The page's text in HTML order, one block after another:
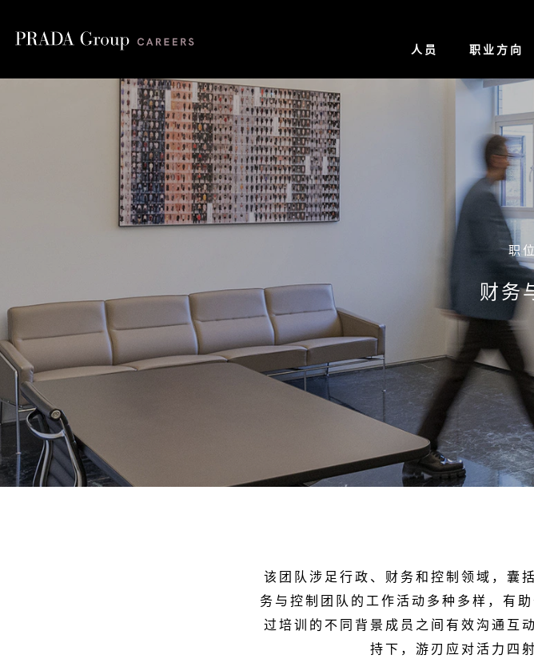
人员 职业方向
职
财务
该团队涉足行政、财务和控制领域，囊
务与控制团队的工作活动多种多样，有
过培训的不同背景成员之间有效沟通互
持下，游刃应对活力四